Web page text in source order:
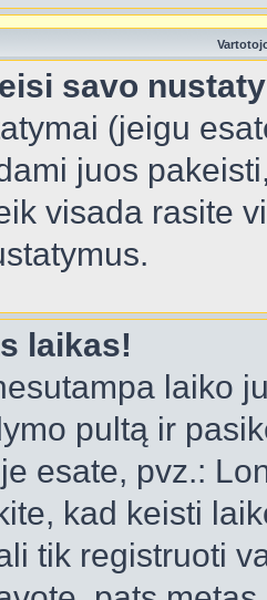
savo
(jeigu
juos
visada rasite
laikas!
laiko
pultą ir
esate, pvz.:
kad keisti
tik registruoti